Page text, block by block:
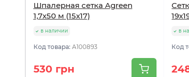
Шпалерная сетка Agreen
1,7х50 м (15x17)
в наличии
Код товара: A100893
530 грн
в
Код